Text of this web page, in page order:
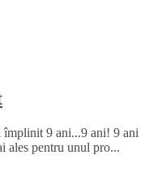
împlinit 9 ani...9 ani! 9 ani
ales pentru unul pro...